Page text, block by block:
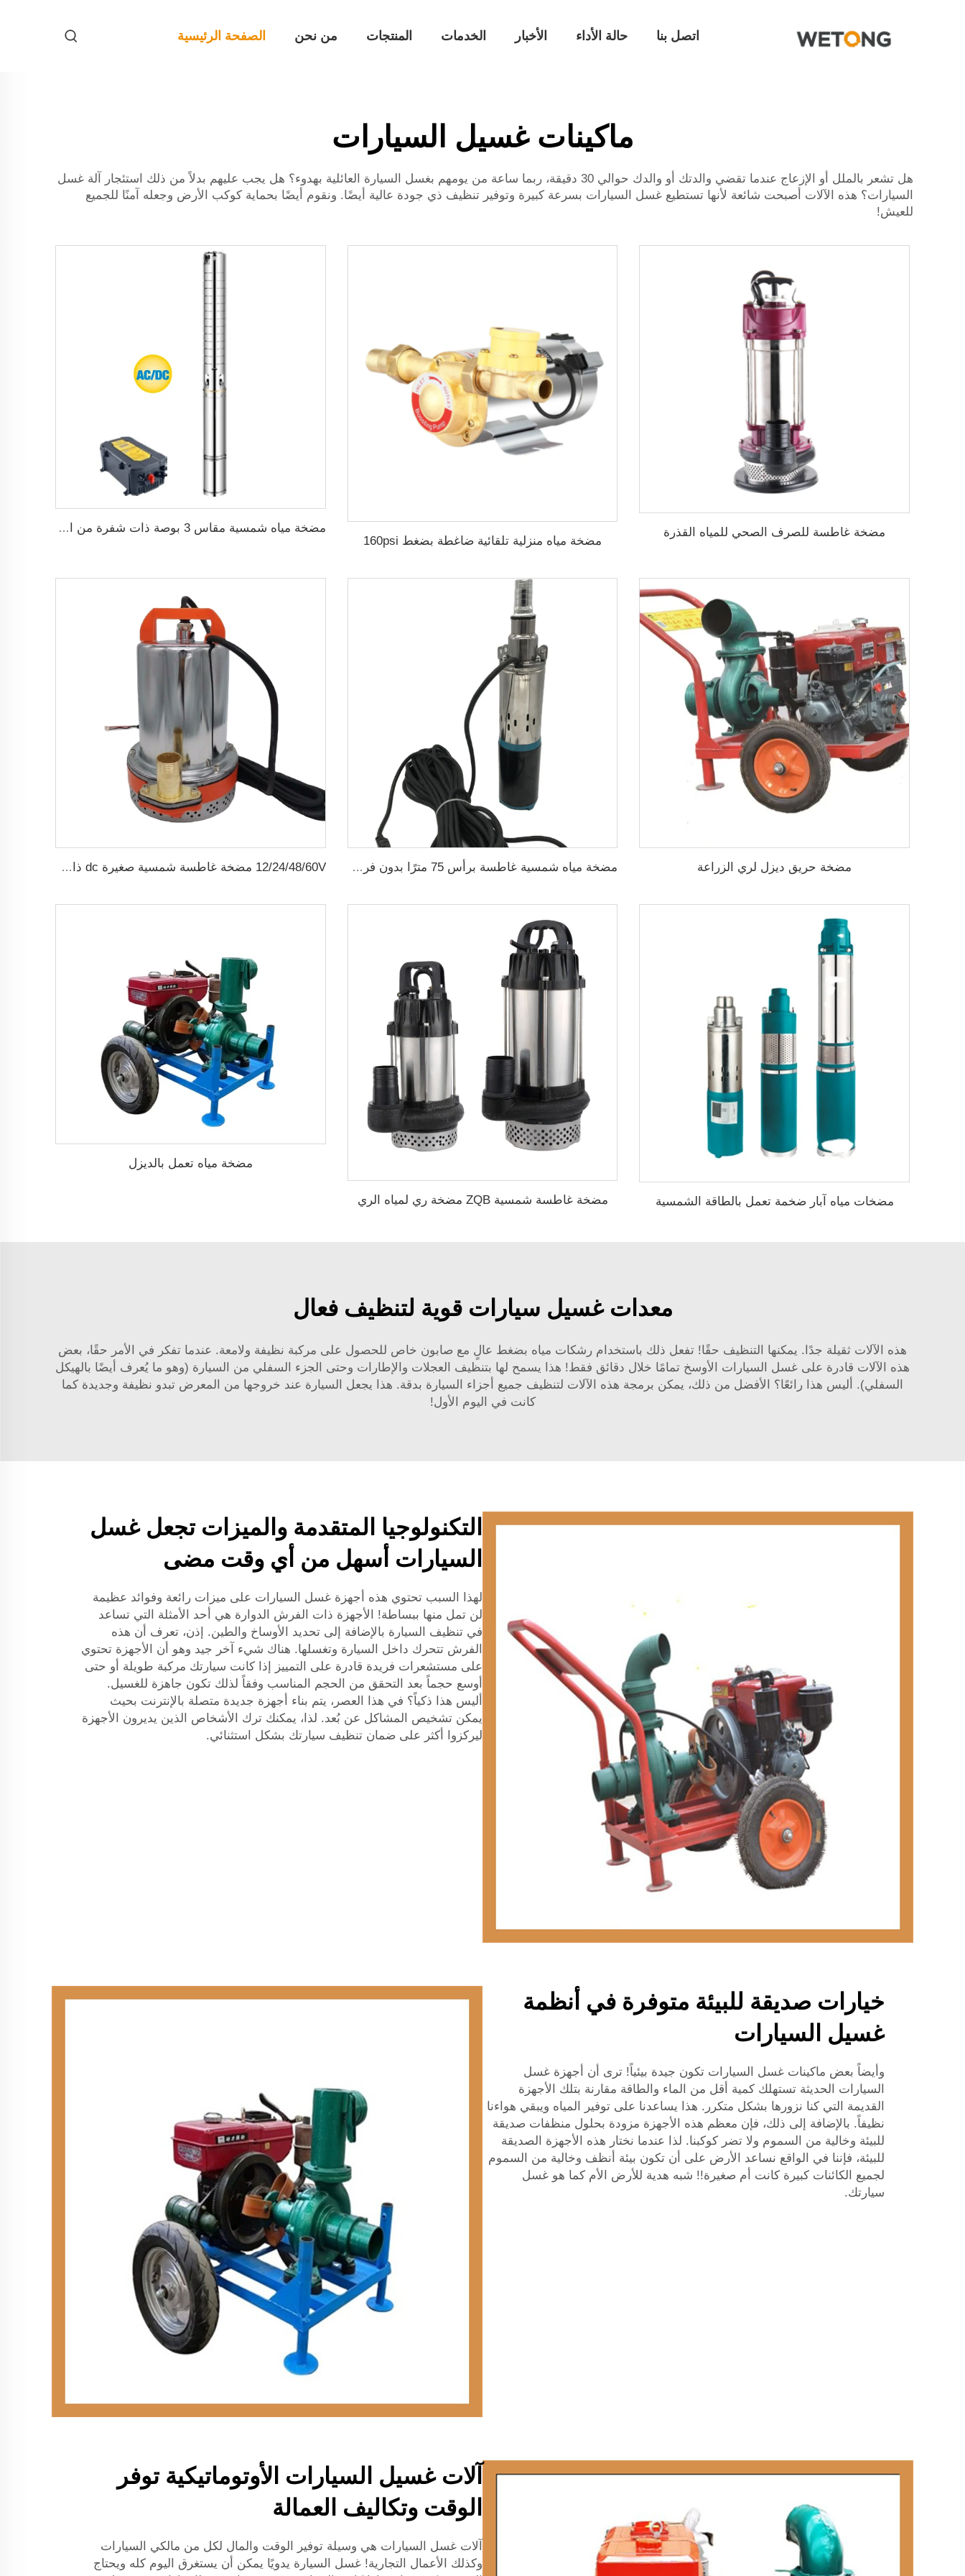
الصفحة الرئيسية من نحن المنتجات الخدمات الأخبار حالة الأداء اتصل بنا
ماكينات غسيل السيارات
هل تشعر بالملل أو الإزعاج عندما تقضي والدتك أو والدك حوالي 30 دقيقة، ربما ساعة من يومهم بغسل السيارة العائلية بهدوء؟ هل يجب عليهم بدلاً من ذلك استئجار آلة غسل
السيارات؟ هذه الآلات أصبحت شائعة لأنها تستطيع غسل السيارات بسرعة كبيرة وتوفير تنظيف ذي جودة عالية أيضًا. ونقوم أيضًا بحماية كوكب الأرض وجعله آمنًا للجميع
للعيش!
مضخة غاطسة للصرف الصحي للمياه القذرة
مضخة مياه منزلية تلقائية ضاغطة بضغط 160psi
مضخة مياه شمسية مقاس 3 بوصة ذات شفرة من الفولاذ المقاوم للصدأ لري الزراعة
مضخة حريق ديزل لري الزراعة مضخة مياه شمسية غاطسة برأس 75 مترًا بدون فرش DC48V لري الزراعة 12/24/48/60V مضخة غاطسة شمسية صغيرة dc ذات فرشاة
مضخات مياه آبار ضخمة تعمل بالطاقة الشمسية مضخة غاطسة شمسية ZQB مضخة ري لمياه الري
مضخة مياه تعمل بالديزل
معدات غسيل سيارات قوية لتنظيف فعال
هذه الآلات ثقيلة جدًا. يمكنها التنظيف حقًا! تفعل ذلك باستخدام رشكات مياه بضغط عالٍ مع صابون خاص للحصول على مركبة نظيفة ولامعة. عندما تفكر في الأمر حقًا، بعض
هذه الآلات قادرة على غسل السيارات الأوسخ تمامًا خلال دقائق فقط! هذا يسمح لها بتنظيف العجلات والإطارات وحتى الجزء السفلي من السيارة (وهو ما يُعرف أيضًا بالهيكل
السفلي). أليس هذا رائعًا؟ الأفضل من ذلك، يمكن برمجة هذه الآلات لتنظيف جميع أجزاء السيارة بدقة. هذا يجعل السيارة عند خروجها من المعرض تبدو نظيفة وجديدة كما
كانت في اليوم الأول!
التكنولوجيا المتقدمة والميزات تجعل غسل
السيارات أسهل من أي وقت مضى
لهذا السبب تحتوي هذه أجهزة غسل السيارات على ميزات رائعة وفوائد عظيمة
لن تمل منها ببساطة! الأجهزة ذات الفرش الدوارة هي أحد الأمثلة التي تساعد
في تنظيف السيارة بالإضافة إلى تحديد الأوساخ والطين. إذن، تعرف أن هذه
الفرش تتحرك داخل السيارة وتغسلها. هناك شيء آخر جيد وهو أن الأجهزة تحتوي
على مستشعرات فريدة قادرة على التمييز إذا كانت سيارتك مركبة طويلة أو حتى
أوسع حجماً بعد التحقق من الحجم المناسب وفقاً لذلك تكون جاهزة للغسيل.
أليس هذا ذكياً؟ في هذا العصر، يتم بناء أجهزة جديدة متصلة بالإنترنت بحيث
يمكن تشخيص المشاكل عن بُعد. لذا، يمكنك ترك الأشخاص الذين يديرون الأجهزة
ليركزوا أكثر على ضمان تنظيف سيارتك بشكل استثنائي.
خيارات صديقة للبيئة متوفرة في أنظمة
غسيل السيارات
وأيضاً بعض ماكينات غسل السيارات تكون جيدة بيئياً! ترى أن أجهزة غسل
السيارات الحديثة تستهلك كمية أقل من الماء والطاقة مقارنة بتلك الأجهزة
القديمة التي كنا نزورها بشكل متكرر. هذا يساعدنا على توفير المياه ويبقي هواءنا
نظيفاً. بالإضافة إلى ذلك، فإن معظم هذه الأجهزة مزودة بحلول منظفات صديقة
للبيئة وخالية من السموم ولا تضر كوكبنا. لذا عندما نختار هذه الأجهزة الصديقة
للبيئة، فإننا في الواقع نساعد الأرض على أن تكون بيئة أنظف وخالية من السموم
لجميع الكائنات كبيرة كانت أم صغيرة!! شبه هدية للأرض الأم كما هو غسل
سيارتك.
آلات غسيل السيارات الأوتوماتيكية توفر
الوقت وتكاليف العمالة
آلات غسل السيارات هي وسيلة توفير الوقت والمال لكل من مالكي السيارات
وكذلك الأعمال التجارية! غسل السيارة يدويًا يمكن أن يستغرق اليوم كله ويحتاج